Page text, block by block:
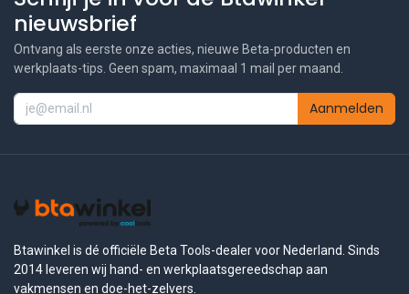
nieuwsbrief
Ontvang als eerste onze acties, nieuwe Beta-producten en
werkplaats-tips. Geen spam, maximaal 1 mail per maand.
Aanmelden
Btawinkel is dé officiële Beta Tools-dealer voor Nederland. Sinds
2014 leveren wij hand- en werkplaatsgereedschap aan
vakmensen en doe-het-zelvers.